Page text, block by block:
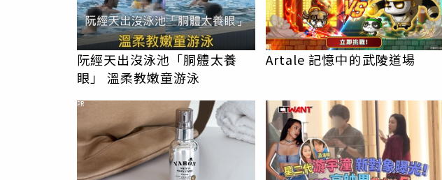
阮經天出沒泳池「胴體太養
眼」 溫柔教嫩童游泳
Artale 記憶中的武陵道場
PR